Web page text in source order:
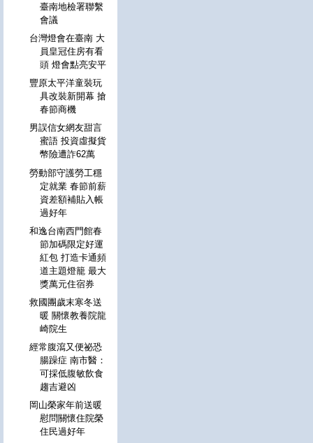
臺南地檢署聯繫
會議
台灣燈會在臺南 大
員皇冠住房有看
頭 燈會點亮安平
豐原太平洋童裝玩
具改裝新開幕 搶
春節商機
男誤信女網友甜言
蜜語 投資虛擬貨
幣險遭詐62萬
勞動部守護勞工穩
定就業 春節前薪
資差額補貼入帳
過好年
和逸台南西門館春
節加碼限定好運
紅包 打造卡通頻
道主題燈籠 最大
獎萬元住宿券
救國團歲末寒冬送
暖 關懷教養院龍
崎院生
經常腹瀉又便祕恐
腸躁症 南市醫：
可採低腹敏飲食
趨吉避凶
岡山榮家年前送暖
慰問關懷住院榮
住民過好年